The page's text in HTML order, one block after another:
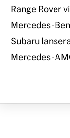
Range Rover
Mercedes-
Subaru
Mercedes-